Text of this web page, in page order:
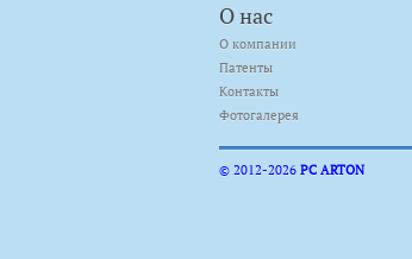
О нас
О компании
Патенты
Контакты
Фотогалерея
© 2012-2026 PC ARTON